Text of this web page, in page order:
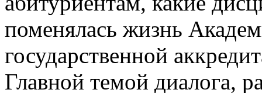
поменялась жизнь
государственной
Главной темой диалога,